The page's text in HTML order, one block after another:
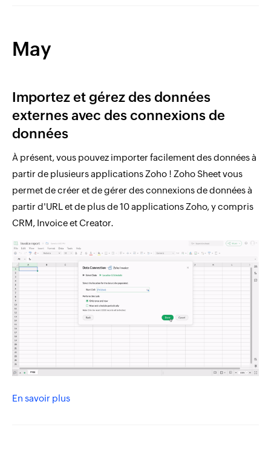
May
Importez et gérez des données
externes avec des connexions de
données
À présent, vous pouvez importer facilement des données à
partir de plusieurs applications Zoho ! Zoho Sheet vous
permet de créer et de gérer des connexions de données à
partir d'URL et de plus de 10 applications Zoho, y compris
CRM, Invoice et Creator.
En savoir plus